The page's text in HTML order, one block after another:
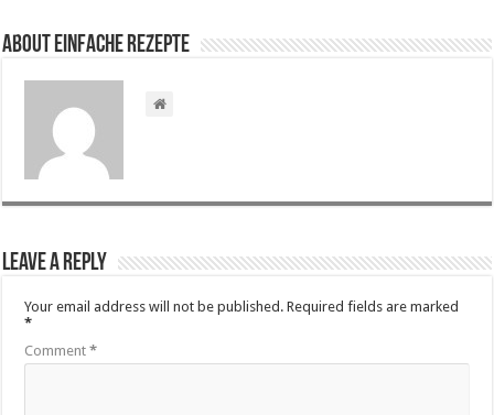
About Einfache Rezepte
Leave a Reply
Your email address will not be published. Required fields are marked
*
Comment*